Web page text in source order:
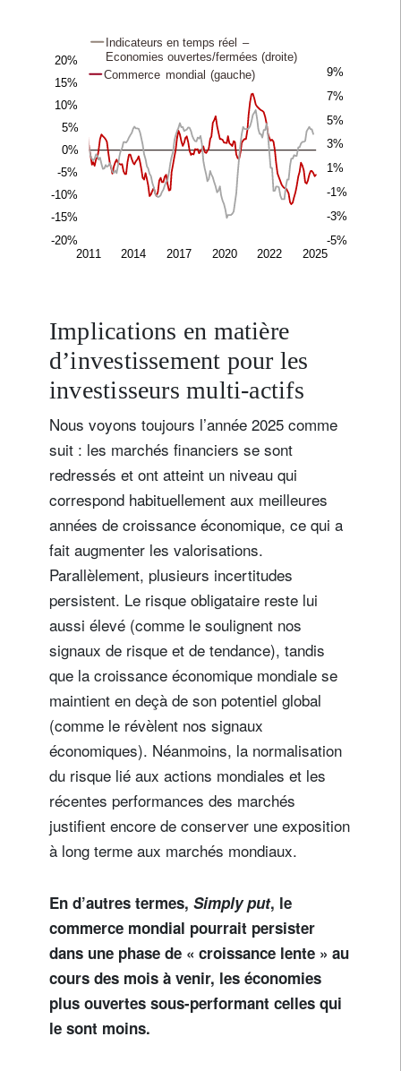
Implications en matière
d’investissement pour les
investisseurs multi-actifs
Nous voyons toujours l’année 2025 comme
suit : les marchés financiers se sont
redressés et ont atteint un niveau qui
correspond habituellement aux meilleures
années de croissance économique, ce qui a
fait augmenter les valorisations.
Parallèlement, plusieurs incertitudes
persistent. Le risque obligataire reste lui
aussi élevé (comme le soulignent nos
signaux de risque et de tendance), tandis
que la croissance économique mondiale se
maintient en deçà de son potentiel global
(comme le révèlent nos signaux
économiques). Néanmoins, la normalisation
du risque lié aux actions mondiales et les
récentes performances des marchés
justifient encore de conserver une exposition
à long terme aux marchés mondiaux.
En d’autres termes, Simply put, le
commerce mondial pourrait persister
dans une phase de « croissance lente » au
cours des mois à venir, les économies
plus ouvertes sous-performant celles qui
le sont moins.